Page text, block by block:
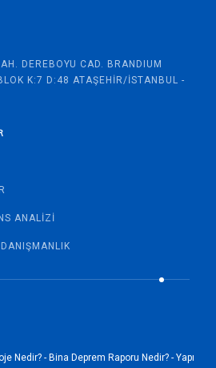
DEREBOYU CAD. BRANDIUM
K:7 D:48 ATAŞEHIR/İSTANBUL -
ANALIZI
Nedir? - Bina Deprem Raporu Nedir? - Yapı